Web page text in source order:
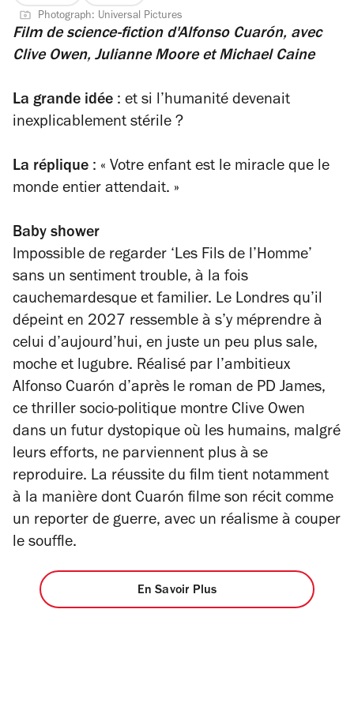
Photograph: Universal Pictures
Film de science-fiction d'Alfonso Cuarón, avec
Clive Owen, Julianne Moore et Michael Caine
La grande idée : et si l’humanité devenait
inexplicablement stérile ?
La réplique : « Votre enfant est le miracle que le
monde entier attendait. »
Baby shower
Impossible de regarder ‘Les Fils de l’Homme’
sans un sentiment trouble, à la fois
cauchemardesque et familier. Le Londres qu’il
dépeint en 2027 ressemble à s’y méprendre à
celui d’aujourd’hui, en juste un peu plus sale,
moche et lugubre. Réalisé par l’ambitieux
Alfonso Cuarón d’après le roman de PD James,
ce thriller socio-politique montre Clive Owen
dans un futur dystopique où les humains, malgré
leurs efforts, ne parviennent plus à se
reproduire. La réussite du film tient notamment
à la manière dont Cuarón filme son récit comme
un reporter de guerre, avec un réalisme à couper
le souffle.
En Savoir Plus